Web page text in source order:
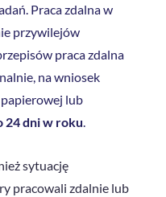
Praca zdalna w
przywilejów
praca zdalna
na wniosek
lub
24 dni w roku.
sytuację
pracowali zdalnie lub